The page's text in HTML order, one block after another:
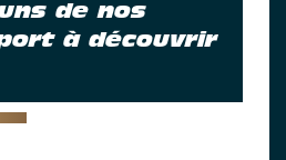
de nos
à découvrir